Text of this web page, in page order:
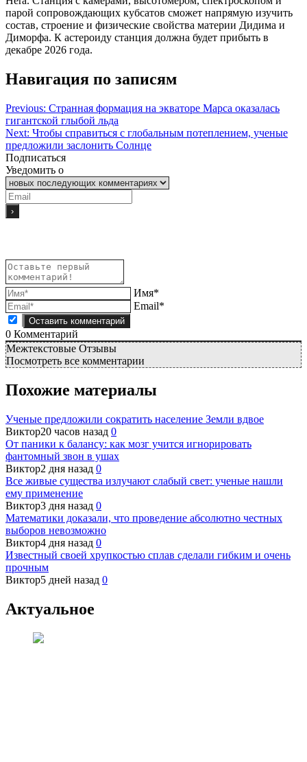
парой сопровождающих кубсатов сможет напрямую изучить
состав, строение и физические свойства материи Дидима и
Диморфа. К астероиду станция должна будет прибыть в
декабре 2026 года.
Навигация по записям
Previous: Странная формация на экваторе Марса оказалась
гигантской глыбой льда
Next: Чтобы справиться с глобальным потеплением, ученые
предложили заслонить Солнце
Подписаться
Уведомить о
Имя*
Email*
0 Комментарий
Межтекстовые Отзывы
Посмотреть все комментарии
Похожие материалы
Ученые предложили сократить население Земли вдвое
Виктор20 часов назад 0
От паники к балансу: как мозг учится игнорировать
фантомный звон в ушах
Виктор2 дня назад 0
Все живые существа излучают слабый свет: ученые нашли
ему применение
Виктор3 дня назад 0
Математики доказали, что проведение абсолютно честных
выборов невозможно
Виктор4 дня назад 0
Известный своей хрупкостью сплав сделали гибким и очень
прочным
Виктор5 дней назад 0
Актуальное